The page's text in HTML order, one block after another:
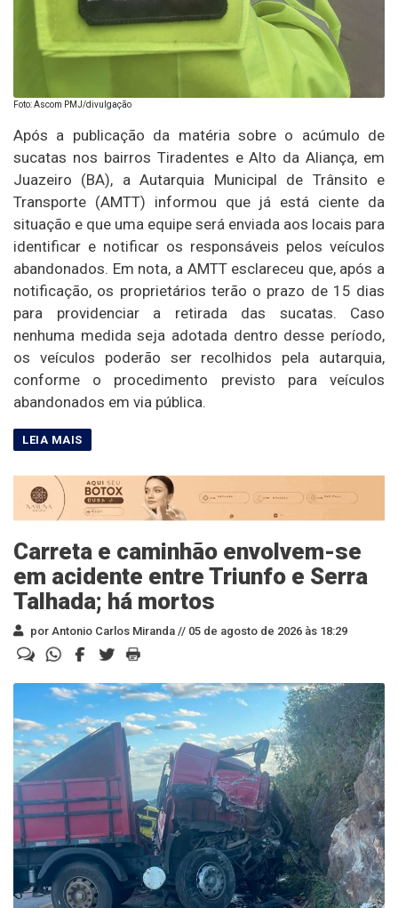
Foto: Ascom PMJ/divulgação
Após a publicação da matéria sobre o acúmulo de
sucatas nos bairros Tiradentes e Alto da Aliança, em
Juazeiro (BA), a Autarquia Municipal de Trânsito e
Transporte (AMTT) informou que já está ciente da
situação e que uma equipe será enviada aos locais para
identificar e notificar os responsáveis pelos veículos
abandonados. Em nota, a AMTT esclareceu que, após a
notificação, os proprietários terão o prazo de 15 dias
para providenciar a retirada das sucatas. Caso
nenhuma medida seja adotada dentro desse período,
os veículos poderão ser recolhidos pela autarquia,
conforme o procedimento previsto para veículos
abandonados em via pública.
Carreta e caminhão envolvem-se
em acidente entre Triunfo e Serra
Talhada; há mortos
por Antonio Carlos Miranda // 05 de agosto de 2026 às 18:29